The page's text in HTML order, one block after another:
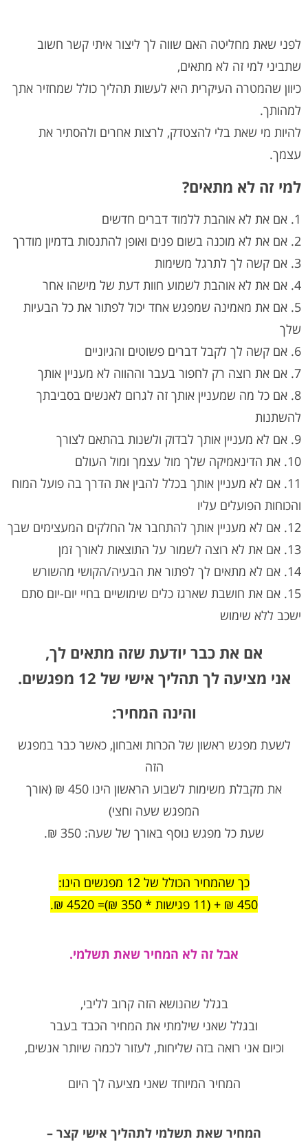
לפני שאת מחליטה האם שווה לך ליצור איתי קשר חשוב
שתביני למי זה לא מתאים,
כיוון שהמטרה העיקרית היא לעשות תהליך כולל שמחזיר אתך
למהותך.
להיות מי שאת בלי להצטדק, לרצות אחרים ולהסתיר את
עצמך.
למי זה לא מתאים?
1. אם את לא אוהבת ללמוד דברים חדשים
2. אם את לא מוכנה בשום פנים ואופן להתנסות בדמיון מודרך
3. אם קשה לך לתרגל משימות
4. אם את לא אוהבת לשמוע חוות דעת של מישהו אחר
5. אם את מאמינה שמפגש אחד יכול לפתור את כל הבעיות
שלך
6. אם קשה לך לקבל דברים פשוטים והגיוניים
7. אם את רוצה רק לחפור בעבר וההווה לא מעניין אותך
8. אם כל מה שמעניין אותך זה לגרום לאנשים בסביבתך
להשתנות
9. אם לא מעניין אותך לבדוק ולשנות בהתאם לצורך
10. את הדינאמיקה שלך מול עצמך ומול העולם
11. אם לא מעניין אותך בכלל להבין את הדרך בה פועל המוח
והכוחות הפועלים עליו
12. אם לא מעניין אותך להתחבר אל החלקים המעצימים שבך
13. אם את לא רוצה לשמור על התוצאות לאורך זמן
14. אם לא מתאים לך לפתור את הבעיה/הקושי מהשורש
15. אם את חושבת שארגז כלים שימושיים בחיי יום-יום סתם
ישכב ללא שימוש
אם את כבר יודעת שזה מתאים לך,
אני מציעה לך תהליך אישי של 12 מפגשים.
והינה המחיר:
לשעת מפגש ראשון של הכרות ואבחון, כאשר כבר במפגש
הזה
את מקבלת משימות לשבוע הראשון הינו 450 ₪ (אורך
המפגש שעה וחצי)
שעת כל מפגש נוסף באורך של שעה: 350 ₪.
כך שהמחיר הכולל של 12 מפגשים הינו:
450 ₪ + (11 פגישות * 350 ₪)= 4520 ₪.
אבל זה לא המחיר שאת תשלמי.
בגלל שהנושא הזה קרוב לליבי,
ובגלל שאני שילמתי את המחיר הכבד בעבר
וכיום אני רואה בזה שליחות, לעזור לכמה שיותר אנשים,
המחיר המיוחד שאני מציעה לך היום
המחיר שאת תשלמי לתהליך אישי קצר –